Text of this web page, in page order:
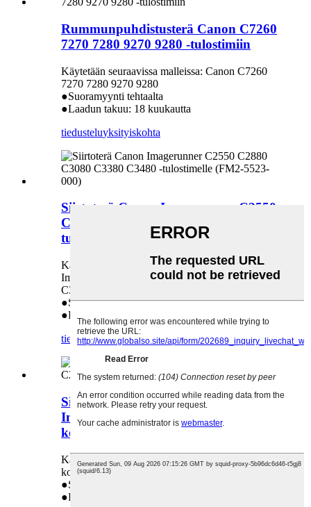
Rummunpuhdistusterä Canon C7260
7270 7280 9270 9280 -tulostimiin
Käytetään seuraavissa malleissa: Canon C7260
7270 7280 9270 9280
●Suoramyynti tehtaalta
●Laadun takuu: 18 kuukautta
tiedusteluyksityiskohta
Siirtoterä Canon Imagerunner C2550
C2880 C3080 C3380 C3480 -
tulostimelle (FM2-5523-000)
Käytetään seuraavissa malleissa: Canon
Imagerunner C2550 C2880 C3080 C3380
C3480 (FM2-5523-000)
●Suoramyynti tehtaalta
●Pitkä käyttöikä
tiedusteluyksityiskohta
Siirtohihnan puhdistusterä Canon
Imagerunner C2880 C3380 -
kopiokoneen osille
Käytetään: Canon Imagerunner C2880 C3380 -
kopiokoneen osissa
●Suoramyynti tehtaalta
●Pitkä käyttöikä